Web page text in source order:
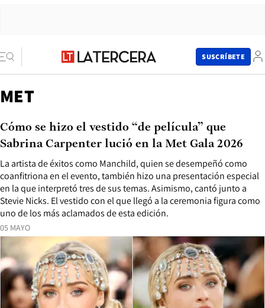
SUSCRÍBETE
MET
05 MAYO
La artista de éxitos como Manchild, quien se desempeñó como
coanfitriona en el evento, también hizo una presentación especial
en la que interpretó tres de sus temas. Asimismo, cantó junto a
Stevie Nicks. El vestido con el que llegó a la ceremonia figura como
uno de los más aclamados de esta edición.
Cómo se hizo el vestido “de película” que
Sabrina Carpenter lució en la Met Gala 2026